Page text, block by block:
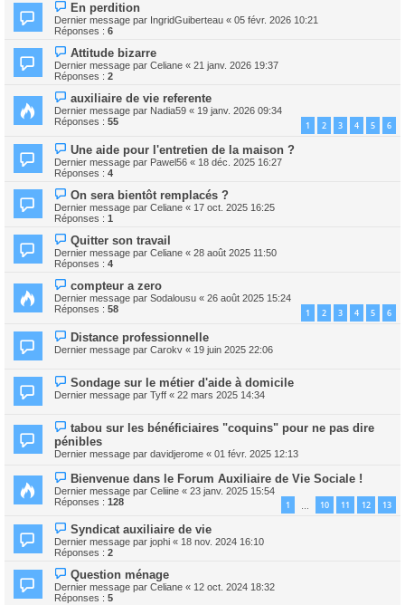
En perdition
Dernier message par IngridGuiberteau « 05 févr. 2026 10:21
Réponses : 6
Attitude bizarre
Dernier message par Celiane « 21 janv. 2026 19:37
Réponses : 2
auxiliaire de vie referente
Dernier message par Nadia59 « 19 janv. 2026 09:34
Réponses : 55 1 2 3 4 5 6
Une aide pour l'entretien de la maison ?
Dernier message par Pawel56 « 18 déc. 2025 16:27
Réponses : 4
On sera bientôt remplacés ?
Dernier message par Celiane « 17 oct. 2025 16:25
Réponses : 1
Quitter son travail
Dernier message par Celiane « 28 août 2025 11:50
Réponses : 4
compteur a zero
Dernier message par Sodalousu « 26 août 2025 15:24
Réponses : 58 1 2 3 4 5 6
Distance professionnelle
Dernier message par Carokv « 19 juin 2025 22:06
Sondage sur le métier d'aide à domicile
Dernier message par Tyff « 22 mars 2025 14:34
tabou sur les bénéficiaires "coquins" pour ne pas dire
pénibles
Dernier message par davidjerome « 01 févr. 2025 12:13
Bienvenue dans le Forum Auxiliaire de Vie Sociale !
Dernier message par Celiine « 23 janv. 2025 15:54
Réponses : 128 1 10 11 12 13
Syndicat auxiliaire de vie
Dernier message par jophi « 18 nov. 2024 16:10
Réponses : 2
Question ménage
Dernier message par Celiane « 12 oct. 2024 18:32
Réponses : 5